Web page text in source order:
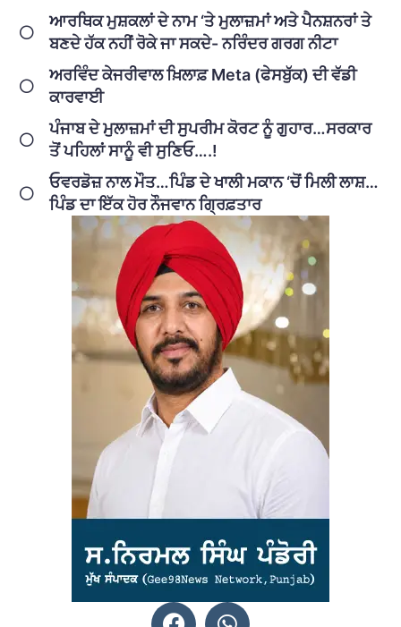
ਆਰਥਿਕ ਮੁਸ਼ਕਲਾਂ ਦੇ ਨਾਮ ‘ਤੇ ਮੁਲਾਜ਼ਮਾਂ ਅਤੇ ਪੈਨਸ਼ਨਰਾਂ ਤੇ
ਬਣਦੇ ਹੱਕ ਨਹੀਂ ਰੋਕੇ ਜਾ ਸਕਦੇ- ਨਰਿੰਦਰ ਗਰਗ ਨੀਟਾ
ਅਰਵਿੰਦ ਕੇਜਰੀਵਾਲ ਖ਼ਿਲਾਫ਼ Meta (ਫੇਸਬੁੱਕ) ਦੀ ਵੱਡੀ
ਕਾਰਵਾਈ
ਪੰਜਾਬ ਦੇ ਮੁਲਾਜ਼ਮਾਂ ਦੀ ਸੁਪਰੀਮ ਕੋਰਟ ਨੂੰ ਗੁਹਾਰ…ਸਰਕਾਰ
ਤੋਂ ਪਹਿਲਾਂ ਸਾਨੂੰ ਵੀ ਸੁਣਿਓ….!
ਓਵਰਡੋਜ਼ ਨਾਲ ਮੌਤ…ਪਿੰਡ ਦੇ ਖਾਲੀ ਮਕਾਨ ‘ਚੋਂ ਮਿਲੀ ਲਾਸ਼…
ਪਿੰਡ ਦਾ ਇੱਕ ਹੋਰ ਨੌਜਵਾਨ ਗ੍ਰਿਫ਼ਤਾਰ